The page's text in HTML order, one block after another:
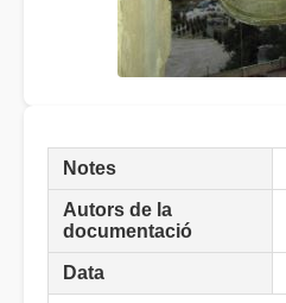
Notes
Autors de la
documentació
Data